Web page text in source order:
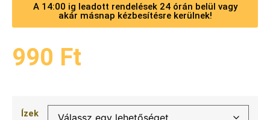
A 14:00 ig leadott rendelések 24 órán belül vagy
akár másnap kézbesítésre kerülnek!
990 Ft
Ízek